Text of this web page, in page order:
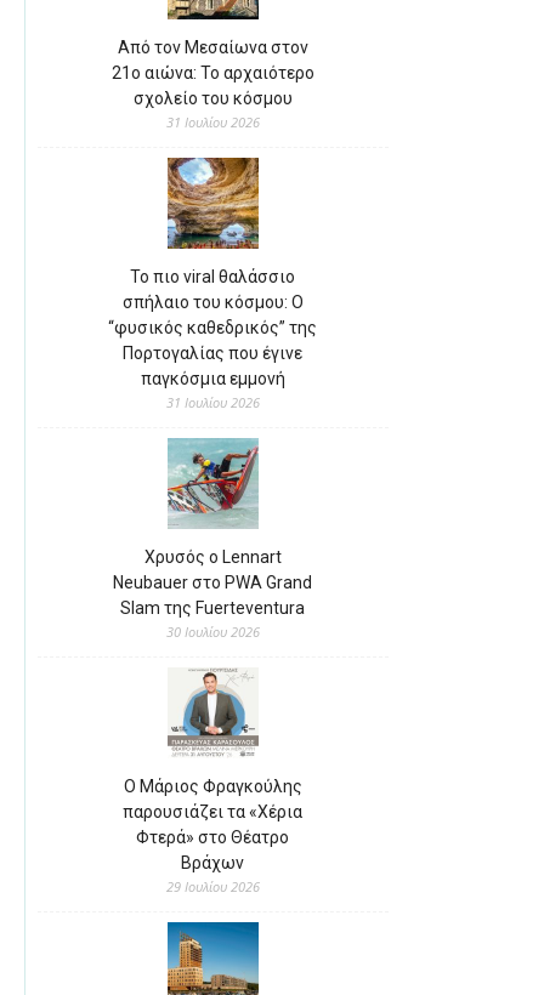
Από τον Μεσαίωνα στον
21ο αιώνα: Το αρχαιότερο
σχολείο του κόσμου
31 Ιουλίου 2026
Το πιο viral θαλάσσιο
σπήλαιο του κόσμου: Ο
“φυσικός καθεδρικός” της
Πορτογαλίας που έγινε
παγκόσμια εμμονή
31 Ιουλίου 2026
Χρυσός ο Lennart
Neubauer στο PWA Grand
Slam της Fuerteventura
30 Ιουλίου 2026
Ο Μάριος Φραγκούλης
παρουσιάζει τα «Χέρια
Φτερά» στο Θέατρο
Βράχων
29 Ιουλίου 2026